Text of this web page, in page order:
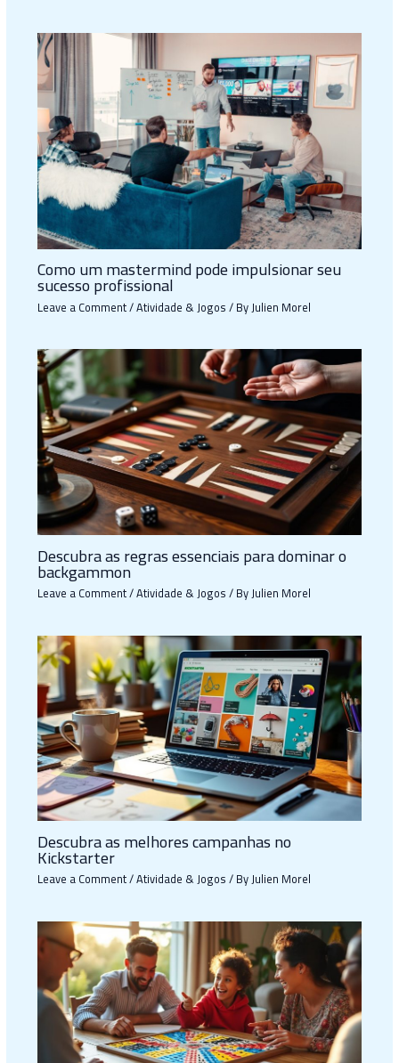
Como um mastermind pode impulsionar seu
sucesso profissional
Leave a Comment/Atividade & Jogos/ ByJulien Morel
Descubra as regras essenciais para dominar o
backgammon
Leave a Comment/Atividade & Jogos/ ByJulien Morel
Descubra as melhores campanhas no
Kickstarter
Leave a Comment/Atividade & Jogos/ ByJulien Morel